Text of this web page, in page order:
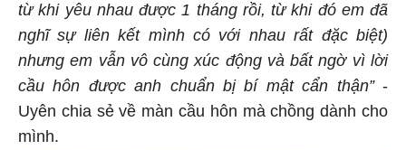
từ khi yêu nhau được 1 tháng rồi, từ khi đó em đã
nghĩ sự liên kết mình có với nhau rất đặc biệt)
nhưng em vẫn vô cùng xúc động và bất ngờ vì lời
cầu hôn được anh chuẩn bị bí mật cẩn thận” -
Uyên chia sẻ về màn cầu hôn mà chồng dành cho
mình.